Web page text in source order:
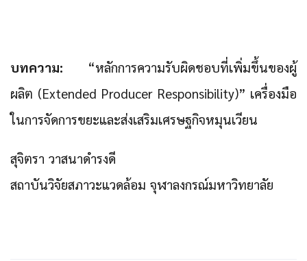
บทความ:
“หลักการความรับผิดชอบที่เพิ่มขึ้นของผู้
ผลิต (Extended Producer Responsibility)” เครื่องมือ
ในการจัดการขยะและส่งเสริมเศรษฐกิจหมุนเวียน
สุจิตรา วาสนาดำรงดี
สถาบันวิจัยสภาวะแวดล้อม จุฬาลงกรณ์มหาวิทยาลัย